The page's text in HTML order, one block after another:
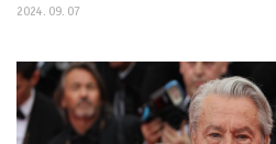
2024. 09. 07